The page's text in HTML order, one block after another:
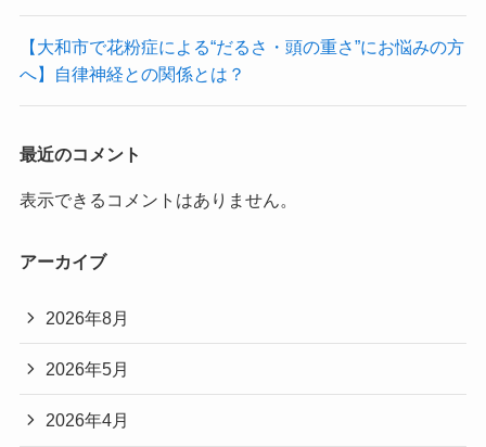
【大和市で花粉症による“だるさ・頭の重さ”にお悩みの方
へ】自律神経との関係とは？
最近のコメント
表示できるコメントはありません。
アーカイブ
2026年8月
2026年5月
2026年4月